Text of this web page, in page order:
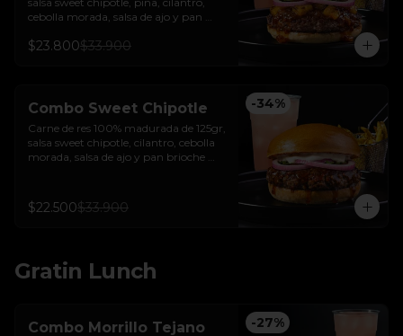
cebolla morada, salsa de ajo y pan
casa.
$23.800$33.900
-34%
Combo Sweet Chipotle
Carne de res 100% madurada de 125gr,
salsa sweet chipotle, cilantro, cebolla
morada, salsa de ajo y pan brioche
$22.500$33.900
Gratin Lunch
-27%
Combo Morrillo Tejano